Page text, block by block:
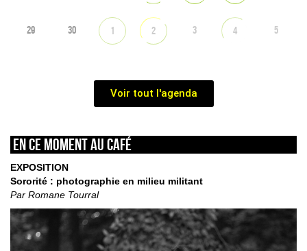
29 30 1 2 3 4 5
Voir tout l'agenda
En ce moment au café
EXPOSITION
Sororité : photographie en milieu militant
Par Romane Tourral